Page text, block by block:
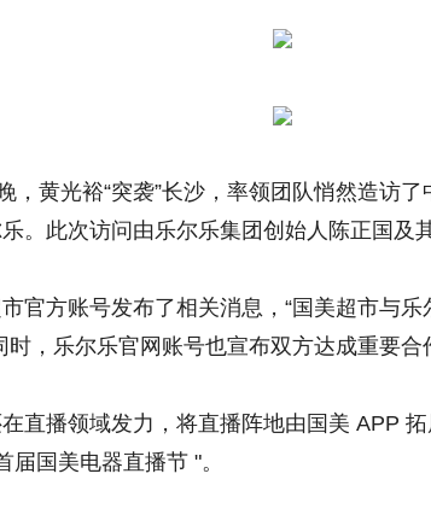
，黄光裕“突袭”长沙，率领团队悄然造访
此次访问由乐尔乐集团创始人陈正国及
官方账号发布了相关消息，“国美超市与
时，乐尔乐官网账号也宣布双方达成重要合
直播领域发力，将直播阵地由国美 APP
届国美电器直播节 "。